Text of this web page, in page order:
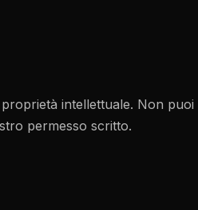
intellettuale. Non puoi
permesso scritto.